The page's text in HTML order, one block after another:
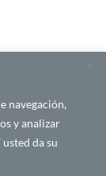
navegación,
y analizar
da su